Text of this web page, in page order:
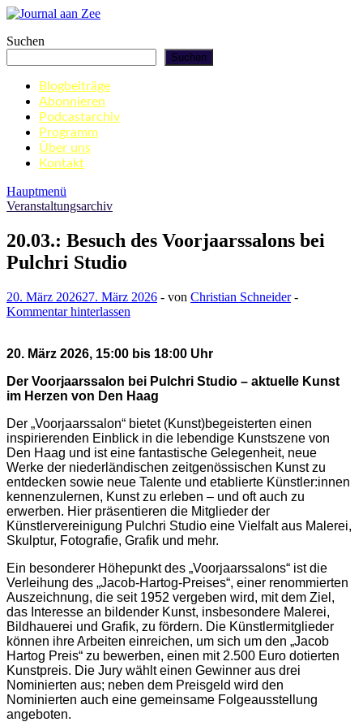
Zum
springen
Journal aan Zee
Suchen
Suchen
Blogbeiträge
Abonnieren
Podcastarchiv
Programm
Über uns
Kontakt
Hauptmenü
Veranstaltungsarchiv
20.03.: Besuch des Voorjaarssalons bei
Pulchri Studio
20. März 202627. März 2026 - von Christian Schneider-
Kommentar hinterlassen
20. März 2026, 15:00 bis 18:00 Uhr
Der Voorjaarssalon bei Pulchri Studio – aktuelle Kunst
im Herzen von Den Haag
Der „Voorjaarssalon“ bietet (Kunst)begeisterten einen
inspirierenden Einblick in die lebendige Kunstszene von
Den Haag und ist eine fantastische Gelegenheit, neue
Werke der niederländischen zeitgenössischen Kunst zu
entdecken sowie neue Talente und etablierte Künstler:innen
kennenzulernen, Kunst zu erleben – und oft auch zu
erwerben. Hier präsentieren die Mitglieder der
Künstlervereinigung Pulchri Studio eine Vielfalt aus Malerei,
Skulptur, Fotografie, Grafik und mehr.
Ein besonderer Höhepunkt des „Voorjaarssalons“ ist die
Verleihung des „Jacob-Hartog-Preises“, einer renommierten
Auszeichnung, die seit 1952 vergeben wird, mit dem Ziel,
das Interesse an bildender Kunst, insbesondere Malerei,
Bildhauerei und Grafik, zu fördern. Die Künstlermitglieder
können ihre Arbeiten einreichen, um sich um den „Jacob
Hartog Preis“ zu bewerben, einen mit 2.500 Euro dotierten
Kunstpreis. Die Jury wählt einen Gewinner aus drei
Nominierten aus; neben dem Preisgeld wird den
Nominierten auch eine gemeinsame Folgeausstellung
angeboten.